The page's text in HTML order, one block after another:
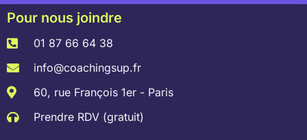
Pour nous joindre
01 87 66 64 38
info@coachingsup.fr
60, rue François 1er - Paris
Prendre RDV (gratuit)